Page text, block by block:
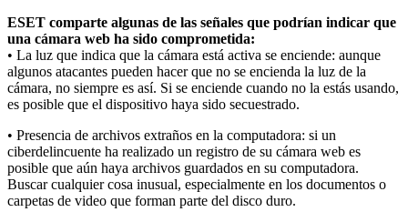
ESET comparte algunas de las señales que podrían indicar que
una cámara web ha sido comprometida:
• La luz que indica que la cámara está activa se enciende: aunque
algunos atacantes pueden hacer que no se encienda la luz de la
cámara, no siempre es así. Si se enciende cuando no la estás usando,
es posible que el dispositivo haya sido secuestrado.
• Presencia de archivos extraños en la computadora: si un
ciberdelincuente ha realizado un registro de su cámara web es
posible que aún haya archivos guardados en su computadora.
Buscar cualquier cosa inusual, especialmente en los documentos o
carpetas de video que forman parte del disco duro.